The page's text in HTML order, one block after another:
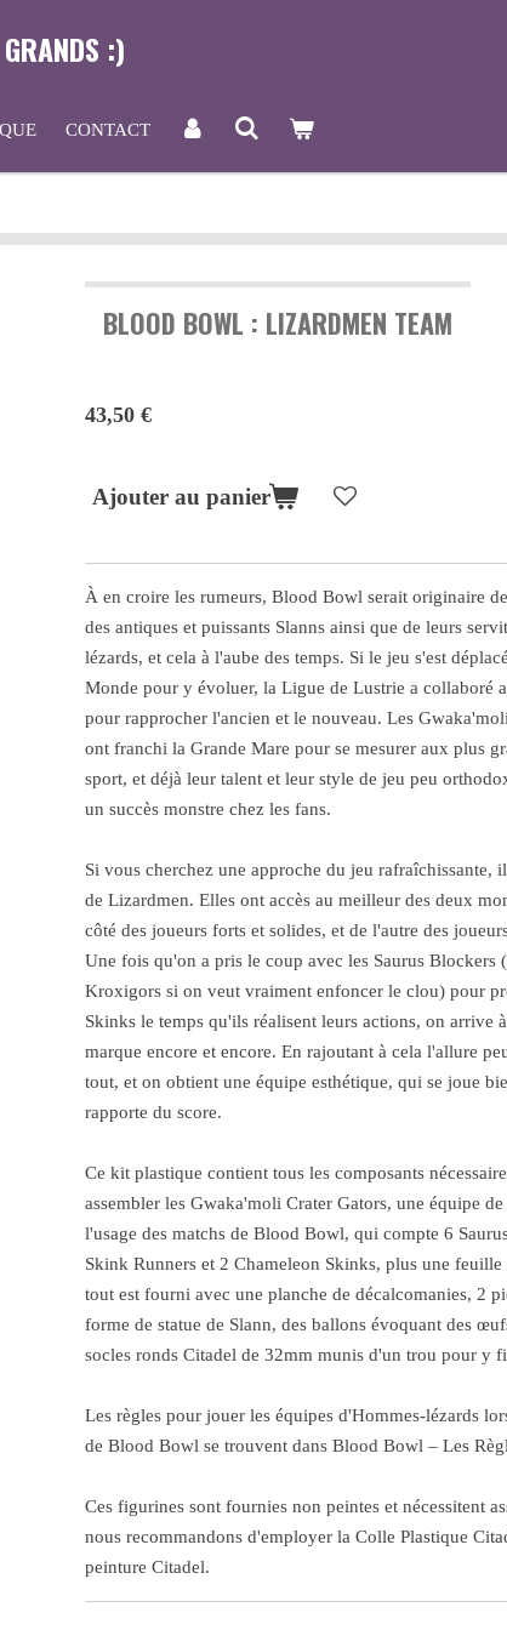
:)
CONTACT
BLOOD BOWL : LIZARDMEN TEAM
43,50 €
Ajouter au panier
À en croire les rumeurs, Blood Bowl serait originaire
des antiques et puissants Slanns ainsi que de leurs
lézards, et cela à l'aube des temps. Si le jeu s'est
Monde pour y évoluer, la Ligue de Lustrie a collaboré
pour rapprocher l'ancien et le nouveau. Les
ont franchi la Grande Mare pour se mesurer aux plus
sport, et déjà leur talent et leur style de jeu peu
un succès monstre chez les fans.
Si vous cherchez une approche du jeu rafraîchissante,
de Lizardmen. Elles ont accès au meilleur des deux
côté des joueurs forts et solides, et de l'autre des
Une fois qu'on a pris le coup avec les Saurus Blockers
Kroxigors si on veut vraiment enfoncer le clou) pour
Skinks le temps qu'ils réalisent leurs actions, on arrive
marque encore et encore. En rajoutant à cela l'allure
tout, et on obtient une équipe esthétique, qui se joue
rapporte du score.
Ce kit plastique contient tous les composants
assembler les Gwaka'moli Crater Gators, une équipe
l'usage des matchs de Blood Bowl, qui compte 6
Skink Runners et 2 Chameleon Skinks, plus une feuille
tout est fourni avec une planche de décalcomanies, 2
forme de statue de Slann, des ballons évoquant des
socles ronds Citadel de 32mm munis d'un trou pour y
Les règles pour jouer les équipes d'Hommes-lézards
de Blood Bowl se trouvent dans Blood Bowl – Les
Ces figurines sont fournies non peintes et nécessitent
nous recommandons d'employer la Colle Plastique
peinture Citadel.